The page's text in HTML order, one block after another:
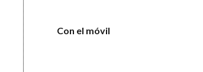
Con el móvil